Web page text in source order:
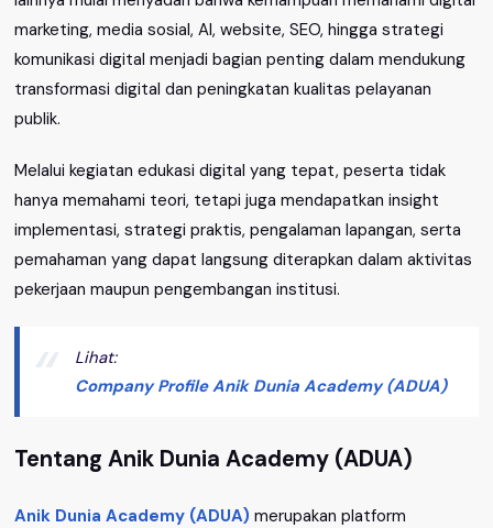
marketing, media sosial, AI, website, SEO, hingga strategi
komunikasi digital menjadi bagian penting dalam mendukung
transformasi digital dan peningkatan kualitas pelayanan
publik.
Melalui kegiatan edukasi digital yang tepat, peserta tidak
hanya memahami teori, tetapi juga mendapatkan insight
implementasi, strategi praktis, pengalaman lapangan, serta
pemahaman yang dapat langsung diterapkan dalam aktivitas
pekerjaan maupun pengembangan institusi.
Lihat:
CompanyProfileAnik Dunia Academy (ADUA)
Tentang Anik Dunia Academy (ADUA)
Anik Dunia Academy (ADUA) merupakan platform